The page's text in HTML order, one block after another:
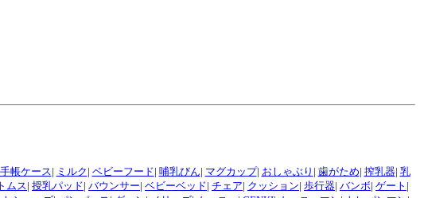
帳ケース | ミルク | ベビーフード| 哺乳びん| マグカップ| おしゃぶり | 歯がため| 搾乳器| 乳
ムス | 授乳パッド| バウンサー| ベビーベッド| チェア| クッション| 歩行器| バンボ| ゲート |